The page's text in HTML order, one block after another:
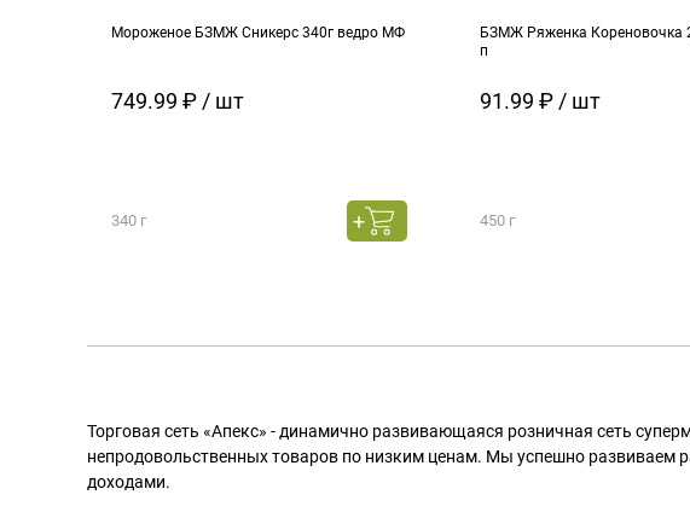
Мороженое БЗМЖ Сникерс 340г ведро МФ
749.99 ₽ / шт
340 г
БЗМЖ Ряженка Кореновочка
п
91.99 ₽ / шт
450 г
Торговая сеть «Апекс» - динамично развивающаяся розничная сеть
непродовольственных товаров по низким ценам. Мы успешно
доходами.